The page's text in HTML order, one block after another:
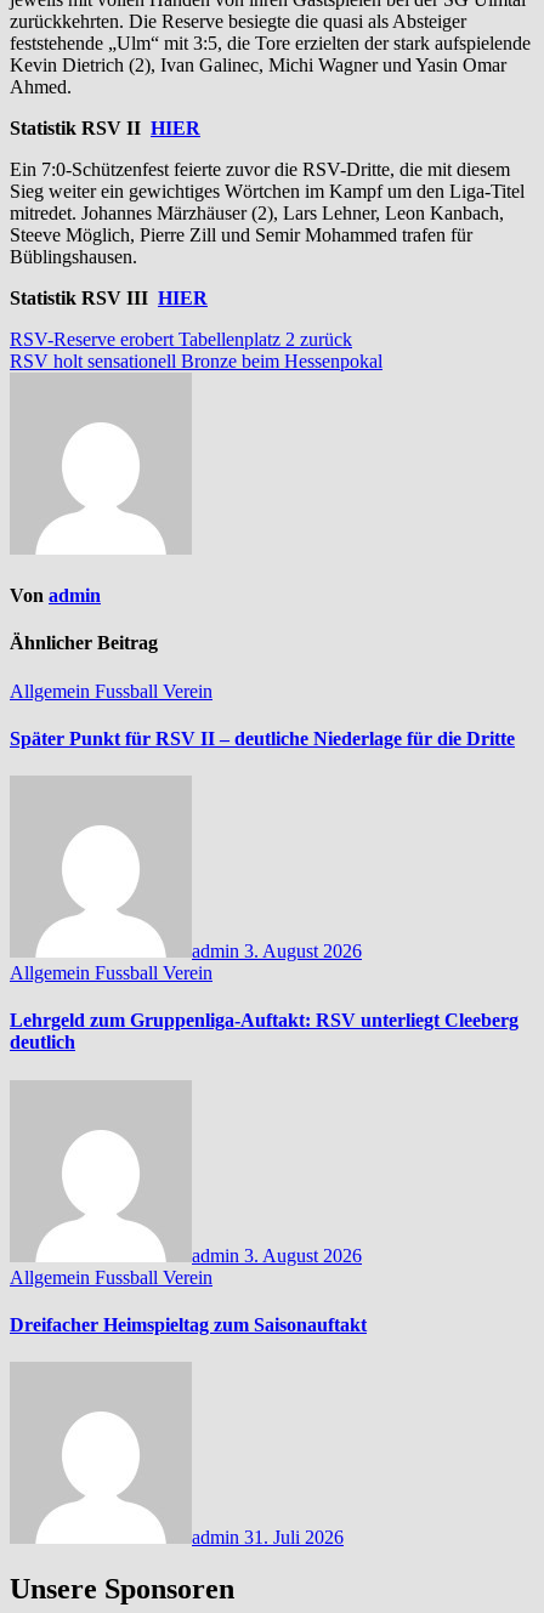
zurückkehrten. Die Reserve besiegte die quasi als Absteiger
feststehende „Ulm“ mit 3:5, die Tore erzielten der stark aufspielende
Kevin Dietrich (2), Ivan Galinec, Michi Wagner und Yasin Omar
Ahmed.
Statistik RSV II HIER
Ein 7:0-Schützenfest feierte zuvor die RSV-Dritte, die mit diesem
Sieg weiter ein gewichtiges Wörtchen im Kampf um den Liga-Titel
mitredet. Johannes Märzhäuser (2), Lars Lehner, Leon Kanbach,
Steeve Möglich, Pierre Zill und Semir Mohammed trafen für
Büblingshausen.
Statistik RSV III HIER
Beitragsnavigation
RSV-Reserve erobert Tabellenplatz 2 zurück
RSV holt sensationell Bronze beim Hessenpokal
Von admin
Ähnlicher Beitrag
Allgemein Fussball Verein
Später Punkt für RSV II – deutliche Niederlage für die Dritte
admin 3. August 2026
Allgemein Fussball Verein
Lehrgeld zum Gruppenliga-Auftakt: RSV unterliegt Cleeberg
deutlich
admin 3. August 2026
Allgemein Fussball Verein
Dreifacher Heimspieltag zum Saisonauftakt
admin 31. Juli 2026
Unsere Sponsoren